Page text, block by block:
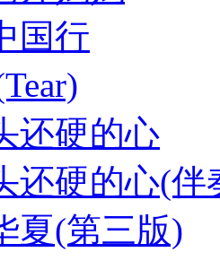
国行
还硬的心
还硬的心(伴
夏(第三版)